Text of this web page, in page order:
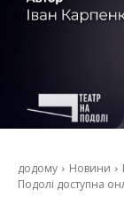
додому Новини
Подолі доступна